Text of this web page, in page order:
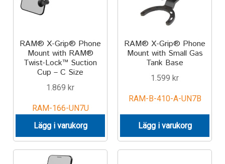
RAM® X-Grip® Phone
Mount with RAM®
Twist-Lock™ Suction
Cup – C Size
1.869 kr
RAM-166-UN7U
Lägg i varukorg
RAM® X-Grip® Phone
Mount with Small Gas
Tank Base
1.599 kr
RAM-B-410-A-UN7B
Lägg i varukorg